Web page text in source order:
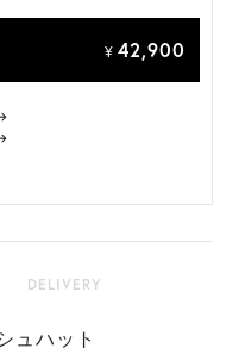
す。 ¥ 42,900
DELIVERY
ュハット